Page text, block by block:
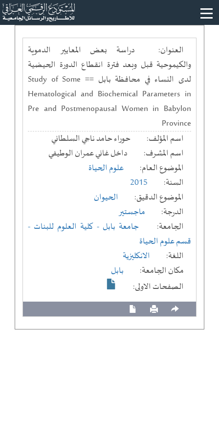
العنوان:
دراسة بعض المعايير الدموية
والكيموحية قبل وبعد فترة انقطاع الدورة الحيضية
لدى النساء في محافظة بابل == Study of Some
Hematological and Biochemical Parameters in
Pre and Postmenopausal Women in Babylon
Province
اسم المؤلف:
حوراء حامد ناجي السلطاني
اسم المشرف:
داخل غاني عمران الوطيفي
الموضوع العام:
علوم الحياة
السنة:
2015
الموضوع الدقيق:
الحيوان
الدرجة:
ماجستير
الجامعة:
جامعة بابل - كلية العلوم للبنات -
قسم علوم الحياة
اللغة:
الانكليزية
مكان الجامعة:
بابل
الصفحات الاولى: